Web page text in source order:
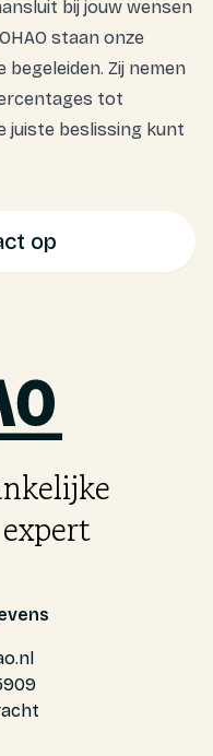
bij jouw wensen
staan onze
Zij nemen
tot
juiste beslissing kunt
op